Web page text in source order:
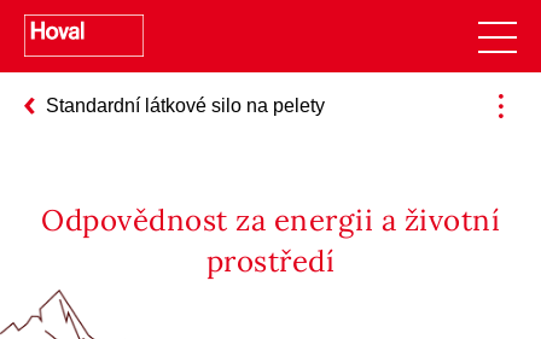
Standardní látkové silo na pelety
Odpovědnost za energii a životní
prostředí